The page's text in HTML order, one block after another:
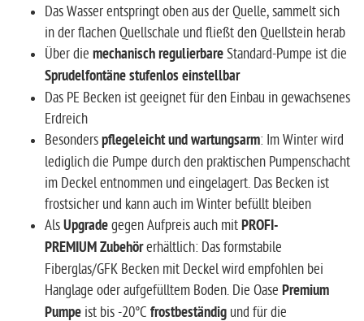
Das Wasser entspringt oben aus der Quelle, sammelt sich
in der flachen Quellschale und fließt den Quellstein herab
Über die mechanisch regulierbareStandard-Pumpe ist die
Sprudelfontäne stufenlos einstellbar
Das PE Becken ist geeignet für den Einbau in gewachsenes
Erdreich
Besonderspflegeleicht und wartungsarm: Im Winter wird
lediglich die Pumpe durch den praktischen Pumpenschacht
im Deckel entnommen und eingelagert. Das Becken ist
frostsicher und kann auch im Winter befüllt bleiben
AlsUpgradegegen Aufpreis auch mitPROFI-
PREMIUM Zubehörerhältlich: Das formstabile
Fiberglas/GFK Becken mit Deckel wird empfohlen bei
Hanglage oder aufgefülltem Boden. Die Oase Premium
Pumpe ist bis -20°C frostbeständig und für die